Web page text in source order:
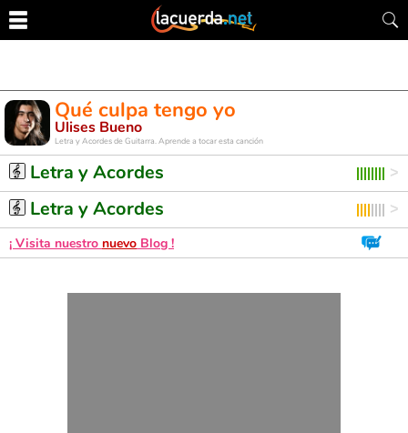
Qué culpa tengo yo
Ulises Bueno
Letra y Acordes de Guitarra. Aprende a tocar esta canción
Letra y Acordes
Letra y Acordes
¡ Visita nuestro nuevo Blog !